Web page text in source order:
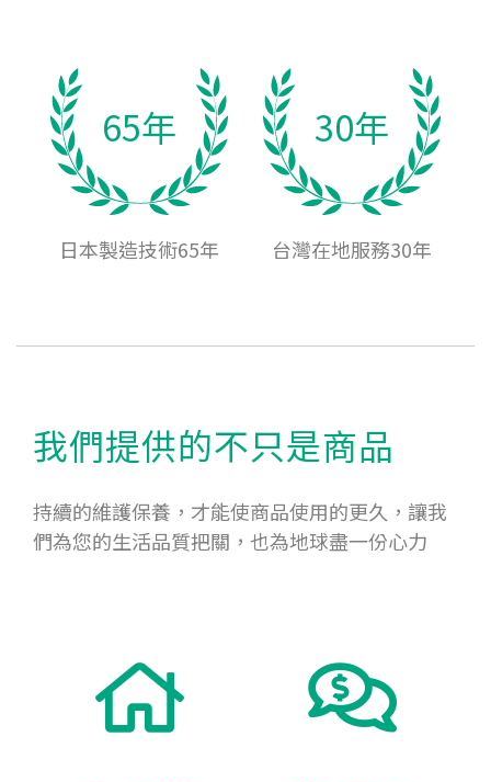
65年
日本製造技術65年
30年
台灣在地服務30年
我們提供的不只是商品
持續的維護保養，才能使商品使用的更久，讓我
們為您的生活品質把關，也為地球盡一份心力